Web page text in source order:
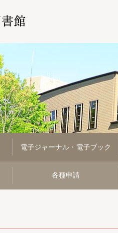
電子ジャーナル・電子ブック
各種申請